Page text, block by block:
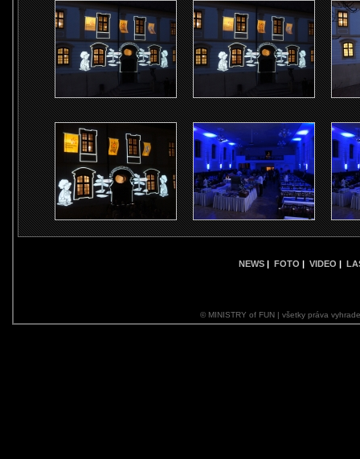
NEWS | FOTO | VIDEO |
© MINISTRY of FUN | všetky práva